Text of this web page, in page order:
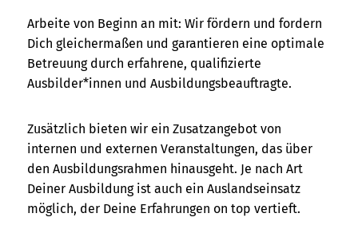
Arbeite von Beginn an mit: Wir fördern und fordern
Dich gleichermaßen und garantieren eine optimale
Betreuung durch erfahrene, qualifizierte
Ausbilder*innen und Ausbildungsbeauftragte.
Zusätzlich bieten wir ein Zusatzangebot von
internen und externen Veranstaltungen, das über
den Ausbildungsrahmen hinausgeht. Je nach Art
Deiner Ausbildung ist auch ein Auslandseinsatz
möglich, der Deine Erfahrungen on top vertieft.